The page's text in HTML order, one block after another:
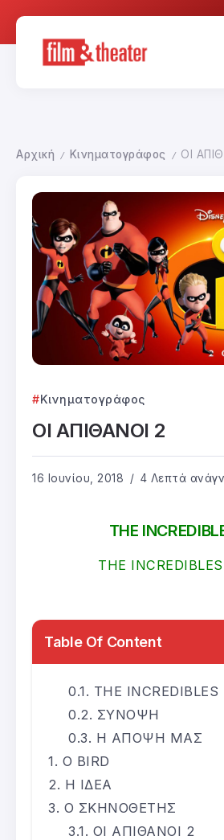
Αρχική / Κινηματογράφος / ΟΙ
Κινηματογράφος
ΟΙ ΑΠΙΘΑΝΟΙ 2
16 Ιουνίου, 2018 4 Λεπτά
THE
THE
Table Of Content
THE INCREDIBLES
ΣΥΝΟΨΗ
Η ΑΠΟΨΗ ΜΑΣ
Ο BIRD
Η ΙΔΕΑ
Ο ΣΚΗΝΟΘΕΤΗΣ
ΟΙ ΑΠΙΘΑΝΟΙ 2